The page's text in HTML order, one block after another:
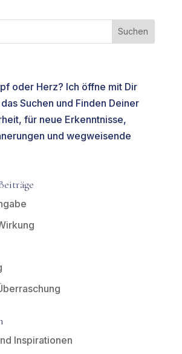
oder Herz? Ich öffne mit Dir
Suchen und Finden Deiner
für neue Erkenntnisse,
und wegweisende
Inspirationen